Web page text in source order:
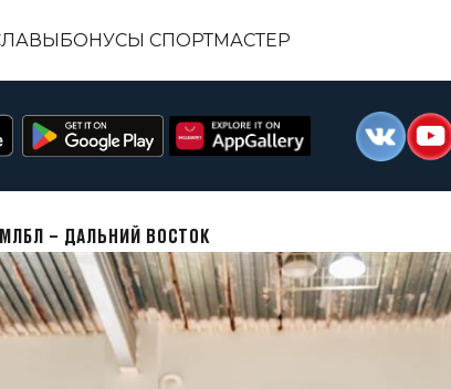
БОНУСЫ СПОРТМАСТЕР
– ДАЛЬНИЙ ВОСТОК